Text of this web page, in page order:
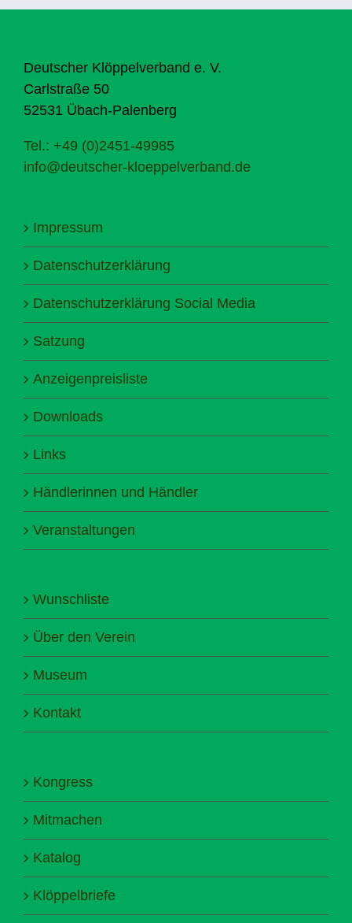
Deutscher Klöppelverband e. V.
Carlstraße 50
52531 Übach-Palenberg
Tel.: +49 (0)2451-49985
info@deutscher-kloeppelverband.de
Impressum
Datenschutzerklärung
Datenschutzerklärung Social Media
Satzung
Anzeigenpreisliste
Downloads
Links
Händlerinnen und Händler
Veranstaltungen
Wunschliste
Über den Verein
Museum
Kontakt
Kongress
Mitmachen
Katalog
Klöppelbriefe